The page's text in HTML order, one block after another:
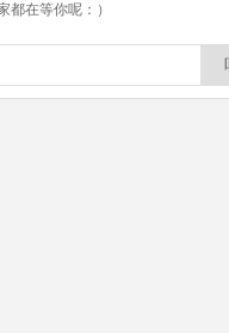
在等你呢：）